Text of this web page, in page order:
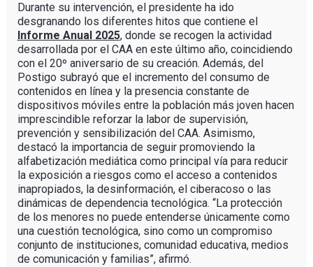
Durante su intervención, el presidente ha ido
desgranando los diferentes hitos que contiene el
Informe Anual 2025, donde se recogen la actividad
desarrollada por el CAA en este último año, coincidiendo
con el 20º aniversario de su creación. Además, del
Postigo subrayó que el incremento del consumo de
contenidos en línea y la presencia constante de
dispositivos móviles entre la población más joven hacen
imprescindible reforzar la labor de supervisión,
prevención y sensibilización del CAA. Asimismo,
destacó la importancia de seguir promoviendo la
alfabetización mediática como principal vía para reducir
la exposición a riesgos como el acceso a contenidos
inapropiados, la desinformación, el ciberacoso o las
dinámicas de dependencia tecnológica. “La protección
de los menores no puede entenderse únicamente como
una cuestión tecnológica, sino como un compromiso
conjunto de instituciones, comunidad educativa, medios
de comunicación y familias”, afirmó.